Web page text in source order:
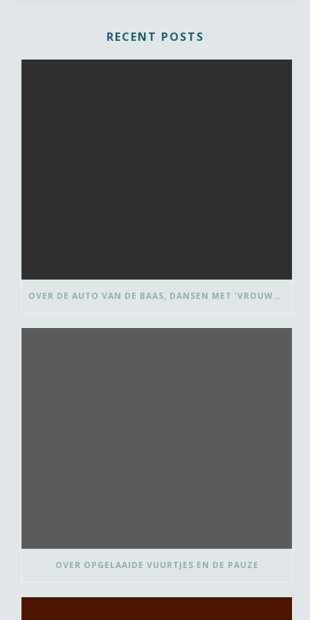
RECENT POSTS
OVER DE AUTO VAN DE BAAS, DANSEN MET ‘VROUWEN VAN’ EN BEDANK-BLOMMEN
OVER OPGELAAIDE VUURTJES EN DE PAUZE